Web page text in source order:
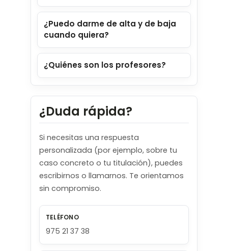
¿Puedo darme de alta y de baja
cuando quiera?
¿Quiénes son los profesores?
¿Duda rápida?
Si necesitas una respuesta
personalizada (por ejemplo, sobre tu
caso concreto o tu titulación), puedes
escribirnos o llamarnos. Te orientamos
sin compromiso.
TELÉFONO
975 21 37 38